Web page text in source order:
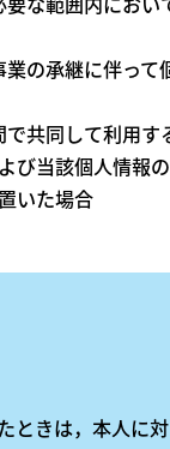
の承継に伴って
共同して利用
び当該個人情報
いた場合
ときは，本人に